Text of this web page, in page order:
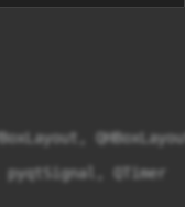
pyqtSignal, QTimer